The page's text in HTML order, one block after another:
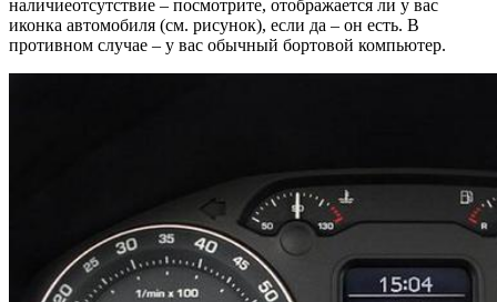
наличиеотсутствие – посмотрите, отображается ли у вас
иконка автомобиля (см. рисунок), если да – он есть. В
противном случае – у вас обычный бортовой компьютер.